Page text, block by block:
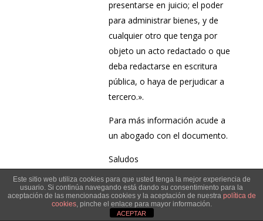
presentarse en juicio; el poder
para administrar bienes, y de
cualquier otro que tenga por
objeto un acto redactado o que
deba redactarse en escritura
pública, o haya de perjudicar a
tercero.».
Para más información acude a
un abogado con el documento.
Saludos
Génesis pacheco el 05/12/2020 a las 10:35
pm
Buenas tardes señor Francisco soy de
Este sitio web utiliza cookies para que usted tenga la mejor experiencia de
usuario. Si continúa navegando está dando su consentimiento para la
aceptación de las mencionadas cookies y la aceptación de nuestra política de
cookies, pinche el enlace para mayor información.
ACEPTAR